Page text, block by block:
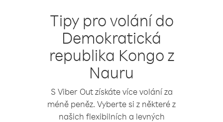
Tipy pro volání do
Demokratická
republika Kongo z
Nauru
S Viber Out získáte více volání za
méně peněz. Vyberte si z některé z
našich flexibilních a levných